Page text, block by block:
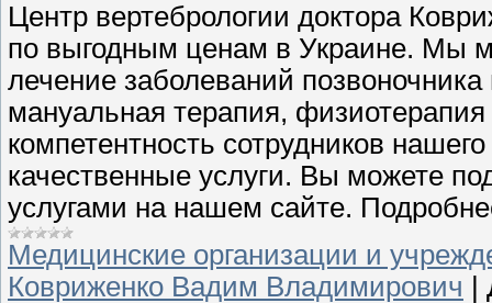
Центр вертебрологии доктора
по выгодным ценам в Украине. Мы
лечение заболеваний
мануальная терапия,
компетентность сотрудников
качественные услуги. Вы можете
услугами на нашем сайте.
Медицинские организации и
Ковриженко Вадим Владимирович